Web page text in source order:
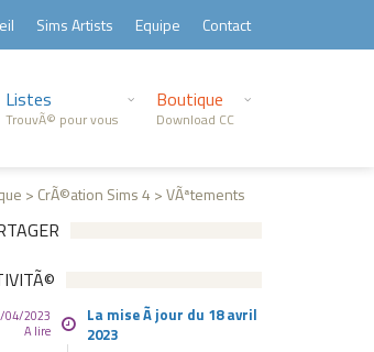
Sims Artists Equipe Contact
Listes
TrouvÃ© pour vous
Boutique
Download CC
> CrÃ©ation Sims 4 > VÃªtements
04/2023
A lire
La mise Ã jour du 18 avril
2023